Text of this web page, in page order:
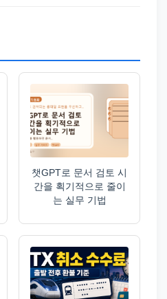
챗GPT로 문서 검토 시
간을 획기적으로 줄이
는 실무 기법